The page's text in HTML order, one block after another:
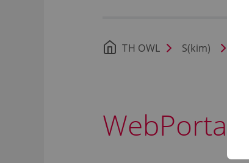
TH OWL S(kim)
WebPortale